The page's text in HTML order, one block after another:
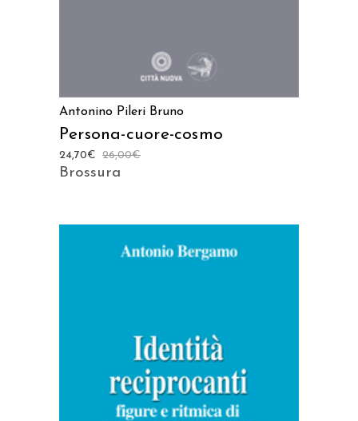
Antonino Pileri Bruno
Persona-cuore-cosmo
26,00€
24,70€
Brossura
AGGIUNGI AL CARRELLO